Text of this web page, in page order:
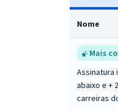
Nome
Mais
Assinatura
abaixo e +
carreiras